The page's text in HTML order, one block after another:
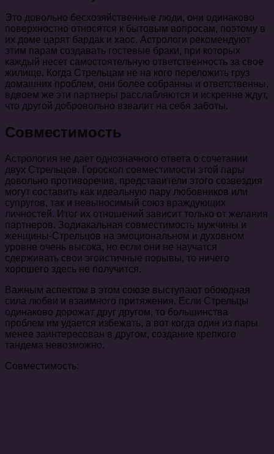
Это довольно бесхозяйственные люди, они одинаково
поверхностно относятся к бытовым вопросам, поэтому в
их доме царят бардак и хаос. Астрологи рекомендуют
этим парам создавать гостевые браки, при которых
каждый несет самостоятельную ответственность за свое
жилище. Когда Стрельцам не на кого переложить груз
домашних проблем, они более собранны и ответственны,
вдвоем же эти партнеры расслабляются и искренне ждут,
что другой добровольно взвалит на себя заботы.
Совместимость
Астрология не дает однозначного ответа о сочетании
двух Стрельцов. Гороскоп совместимости этой пары
довольно противоречив, представители этого созвездия
могут составить как идеальную пару любовников или
супругов, так и невыносимый союз враждующих
личностей. Итог их отношений зависит только от желания
партнеров. Зодиакальная совместимость мужчины и
женщины-Стрельцов на эмоциональном и духовном
уровне очень высока, но если они не научатся
сдерживать свои эгоистичные порывы, то ничего
хорошего здесь не получится.
Важным аспектом в этом союзе выступают обоюдная
сила любви и взаимного притяжения. Если Стрельцы
одинаково дорожат друг другом, то большинства
проблем им удается избежать, а вот когда один из пары
менее заинтересован в другом, создание крепкого
тандема невозможно.
Совместимость: